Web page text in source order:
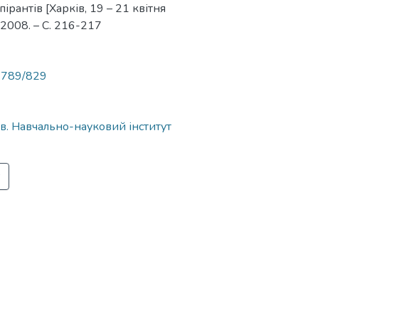
[Харків, 19 – 21 квітня
2008. – С. 216-217
829
Навчально-науковий інститут